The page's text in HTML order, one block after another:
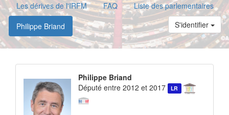
Les dérives de l'IRFM
FAQ
Liste des parlementaires
Philippe Briand
S'identifier
Philippe Briand
Député entre 2012 et 2017
LR